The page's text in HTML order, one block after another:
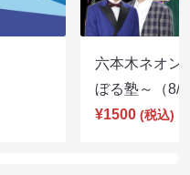
六本木ネオン
ぼる塾～（
¥1500 (税込)